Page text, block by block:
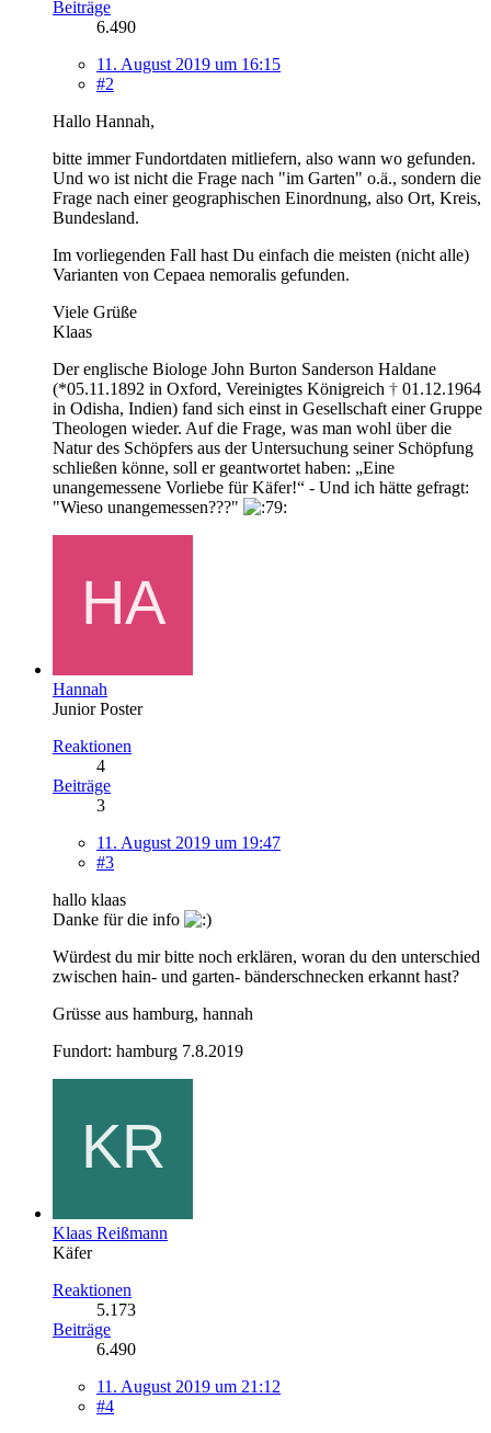
Beiträge
6.490
11. August 2019 um 16:15
#2
Hallo Hannah,
bitte immer Fundortdaten mitliefern, also wann wo gefunden.
Und wo ist nicht die Frage nach "im Garten" o.ä., sondern die
Frage nach einer geographischen Einordnung, also Ort, Kreis,
Bundesland.
Im vorliegenden Fall hast Du einfach die meisten (nicht alle)
Varianten von Cepaea nemoralis gefunden.
Viele Grüße
Klaas
Der englische Biologe John Burton Sanderson Haldane
(*05.11.1892 in Oxford, Vereinigtes Königreich † 01.12.1964
in Odisha, Indien) fand sich einst in Gesellschaft einer Gruppe
Theologen wieder. Auf die Frage, was man wohl über die
Natur des Schöpfers aus der Untersuchung seiner Schöpfung
schließen könne, soll er geantwortet haben: „Eine
unangemessene Vorliebe für Käfer!“ - Und ich hätte gefragt:
"Wieso unangemessen???"
Hannah
Junior Poster
Reaktionen
4
Beiträge
3
11. August 2019 um 19:47
#3
hallo klaas
Danke für die info
Würdest du mir bitte noch erklären, woran du den unterschied
zwischen hain- und garten- bänderschnecken erkannt hast?
Grüsse aus hamburg, hannah
Fundort: hamburg 7.8.2019
Klaas Reißmann
Käfer
Reaktionen
5.173
Beiträge
6.490
11. August 2019 um 21:12
#4